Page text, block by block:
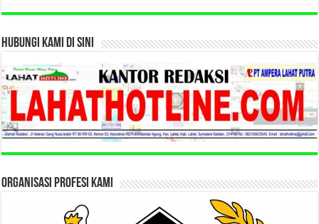
HUBUNGI KAMI DI SINI
ORGANISASI PROFESI KAMI